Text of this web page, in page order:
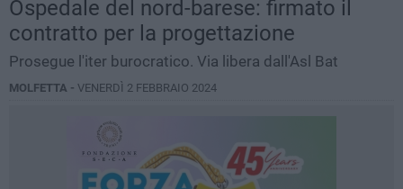
Ospedale del nord-barese: firmato il
contratto per la progettazione
Prosegue l'iter burocratico. Via libera dall'Asl Bat
MOLFETTA - VENERDÌ 2 FEBBRAIO 2024